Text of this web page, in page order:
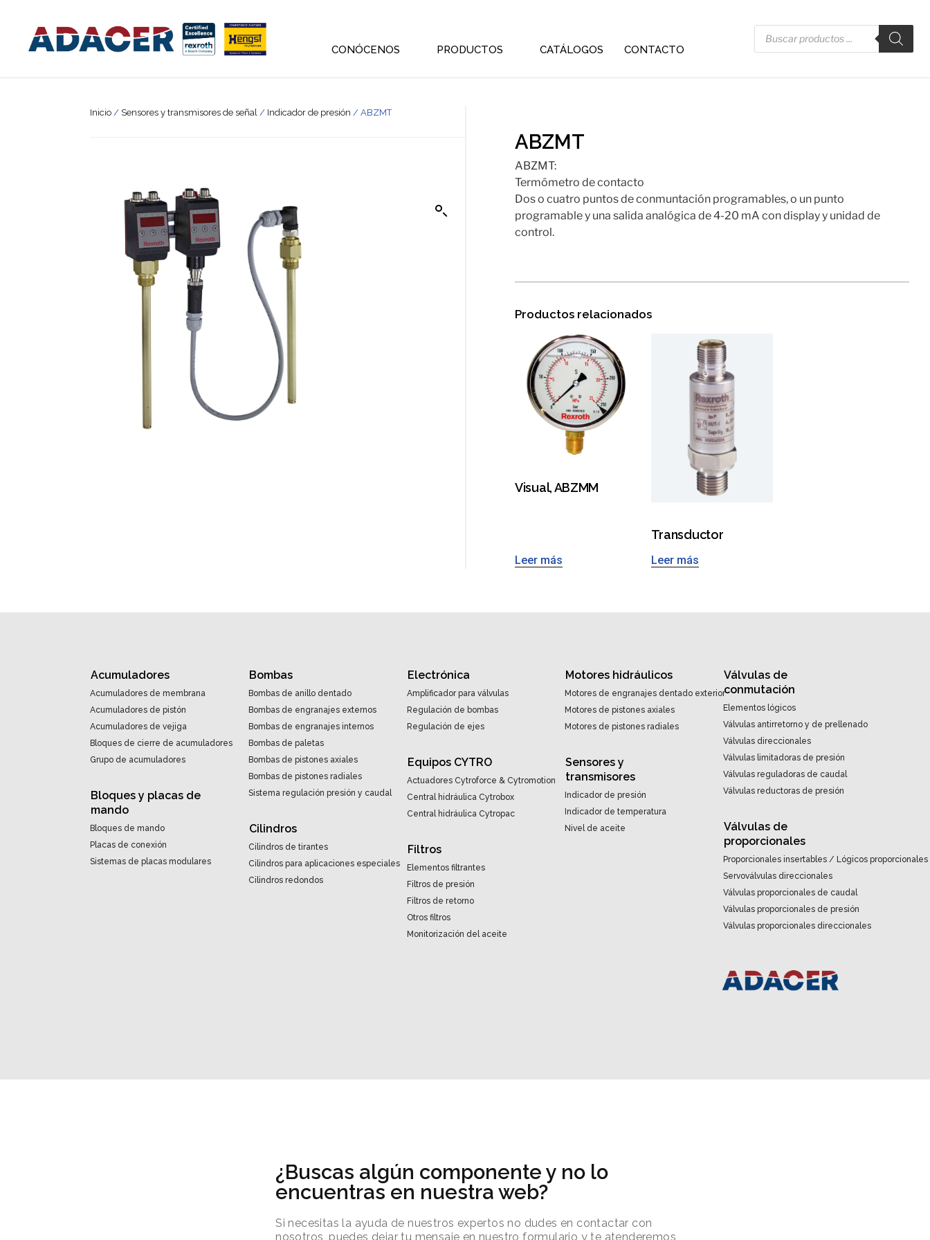
CONÓCENOS PRODUCTOS CATÁLOGOS CONTACTO
Inicio / Sensores y transmisores de señal / Indicador de presión / ABZMT
ABZMT
ABZMT:
Termómetro de contacto
Dos o cuatro puntos de conmuntación programables, o un punto
programable y una salida analógica de 4-20 mA con display y unidad de
control.
Productos relacionados
Visual, ABZMM
Leer más
Transductor
Leer más
Acumuladores
Acumuladores de membrana
Acumuladores de pistón
Acumuladores de vejiga
Bloques de cierre de acumuladores
Grupo de acumuladores
Bloques y placas de
mando
Bloques de mando
Placas de conexión
Sistemas de placas modulares
Bombas
Bombas de anillo dentado
Bombas de engranajes externos
Bombas de engranajes internos
Bombas de paletas
Bombas de pistones axiales
Bombas de pistones radiales
Sistema regulación presión y caudal
Cilindros
Cilindros de tirantes
Cilindros para aplicaciones especiales
Cilindros redondos
Electrónica
Amplificador para válvulas
Regulación de bombas
Regulación de ejes
Equipos CYTRO
Actuadores Cytroforce & Cytromotion
Central hidráulica Cytrobox
Central hidráulica Cytropac
Filtros
Elementos filtrantes
Filtros de presión
Filtros de retorno
Otros filtros
Monitorización del aceite
Motores hidráulicos
Motores de engranajes dentado exterior
Motores de pistones axiales
Motores de pistones radiales
Sensores y
transmisores
Indicador de presión
Indicador de temperatura
Nivel de aceite
Válvulas de
conmutación
Elementos lógicos
Válvulas antirretorno y de prellenado
Válvulas direccionales
Válvulas limitadoras de presión
Válvulas reguladoras de caudal
Válvulas reductoras de presión
Válvulas de
proporcionales
Proporcionales insertables / Lógicos proporcionales
Servoválvulas direccionales
Válvulas proporcionales de caudal
Válvulas proporcionales de presión
Válvulas proporcionales direccionales
¿Buscas algún componente y no lo
encuentras en nuestra web?
Si necesitas la ayuda de nuestros expertos no dudes en contactar con
nosotros, puedes dejar tu mensaje en nuestro formulario y te atenderemos